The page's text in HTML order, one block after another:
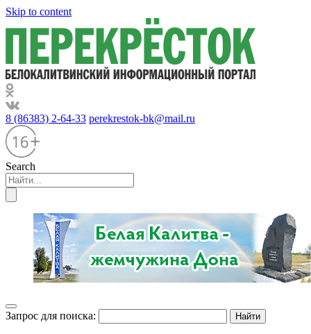
Skip to content
8 (86383) 2-64-33 perekrestok-bk@mail.ru
Search
Запрос для поиска: